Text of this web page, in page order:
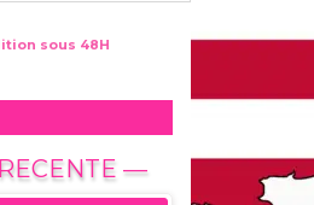
sous 48H
—